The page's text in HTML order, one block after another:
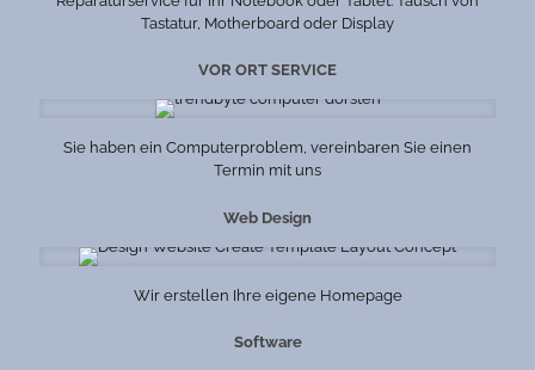
Tastatur, Motherboard oder Display
VOR ORT SERVICE
Sie haben ein Computerproblem, vereinbaren Sie einen
Termin mit uns
Web Design
Wir erstellen Ihre eigene Homepage
Software